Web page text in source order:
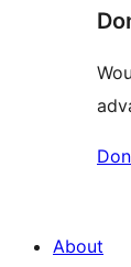
About